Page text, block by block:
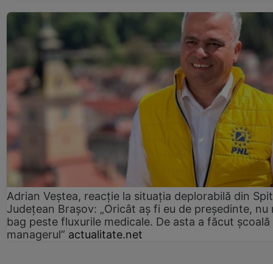
Adrian Veștea, reacție la situația deplorabilă din
Județean Brașov: „Oricât aș fi eu de președinte, nu
bag peste fluxurile medicale. De asta a făcut școală
managerul” actualitate.net